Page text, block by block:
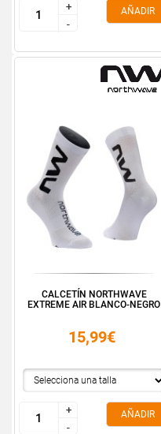
+
-
+
-
AÑADIR
CALCETÍN NORTHWAVE
EXTREME AIR BLANCO-NEGRO
15,99€
+
-
+
-
AÑADIR